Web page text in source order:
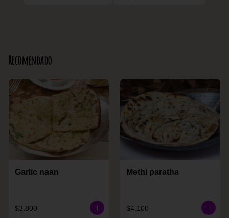
Recomendado
Garlic naan
$3.800
Methi paratha
$4.100